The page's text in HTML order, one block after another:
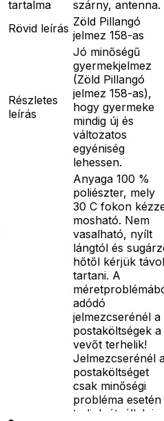
tartalma
szárny, antenna.
Rövid leírás Zöld Pillangó
jelmez 158-as
Részletes
leírás
Jó minőségű
gyermekjelmez
(Zöld Pillangó
jelmez 158-as),
hogy gyermeke
mindig új és
változatos
egyéniség
lehessen.
Anyaga 100 %
poliészter, mely
30 C fokon
mosható. Nem
vasalható, nyílt
lángtól és
hőtől kérjük távol
tartani. A
adódó
jelmezcserénél a
postaköltségek a
vevőt terhelik!
Jelmezcserénél
postaköltséget
csak minőségi
probléma esetén
tudjuk átvállalni.